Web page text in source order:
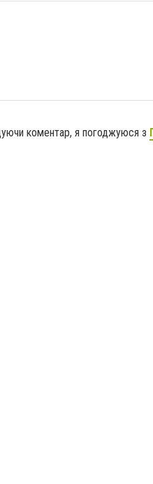
коментар, я погоджуюся з